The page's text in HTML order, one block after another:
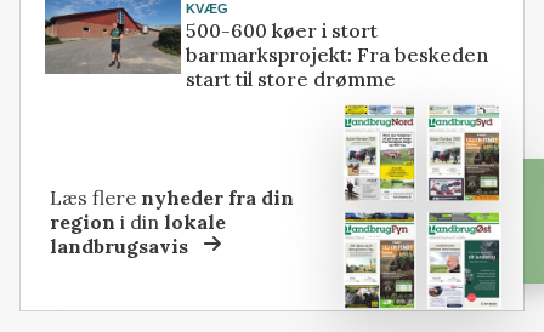
KVÆG
500-600 køer i stort
barmarksprojekt: Fra beskeden
start til store drømme
Læs flere nyheder fra din
region i dinlokale
landbrugsavis